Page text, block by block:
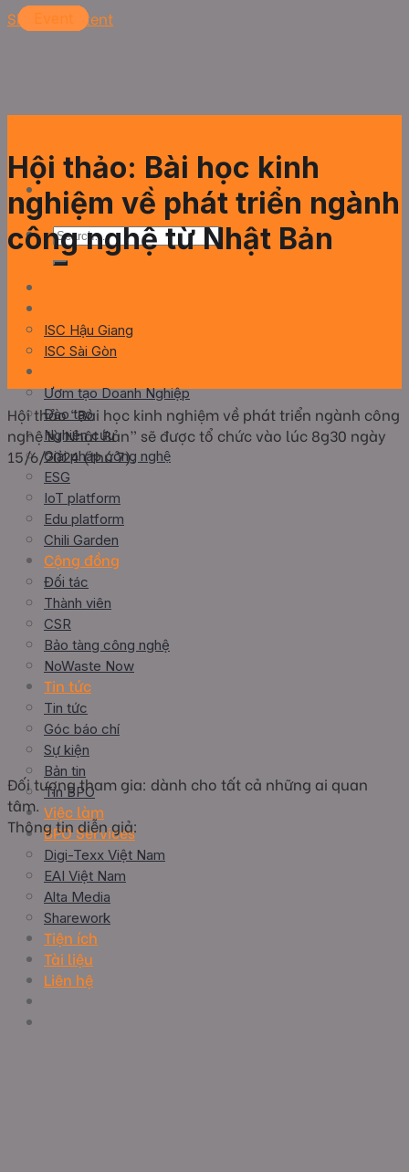
Skip to content
ISC Hậu Giang
ISC Sài Gòn
Ươm tạo Doanh Nghiệp
Đào tạo
Nghiên cứu
Giải pháp công nghệ
ESG
IoT platform
Edu platform
Chili Garden
Cộng đồng
Đối tác
Thành viên
CSR
Bảo tàng công nghệ
NoWaste Now
Tin tức
Tin tức
Góc báo chí
Sự kiện
Bản tin
Tin BPO
Việc làm
BPO Services
Digi-Texx Việt Nam
EAI Việt Nam
Alta Media
Sharework
Tiện ích
Tài liệu
Liên hệ
Hội thảo: Bài học kinh
nghiệm về phát triển ngành
công nghệ từ Nhật Bản
Hội thảo “Bài học kinh nghiệm về phát triển ngành công
nghệ từ Nhật Bản” sẽ được tổ chức vào lúc 8g30 ngày
15/6/2024 (thứ 7).
Đối tượng tham gia: dành cho tất cả những ai quan
tâm.
Thông tin diễn giả:
Event
Event
Event
Event